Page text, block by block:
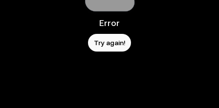
Error
Try again!